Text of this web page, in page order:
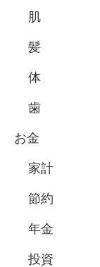
肌
髪
体
歯
お金
家計
節約
年金
投資